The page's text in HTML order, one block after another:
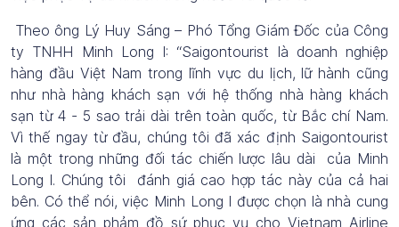
Theo ông Lý Huy Sáng – Phó Tổng Giám Đốc của Công
ty TNHH Minh Long I: “Saigontourist là doanh nghiệp
hàng đầu Việt Nam trong lĩnh vực du lịch, lữ hành cũng
như nhà hàng khách sạn với hệ thống nhà hàng khách
sạn từ 4 - 5 sao trải dài trên toàn quốc, từ Bắc chí Nam.
Vì thế ngay từ đầu, chúng tôi đã xác định Saigontourist
là một trong những đối tác chiến lược lâu dài của Minh
Long I. Chúng tôi đánh giá cao hợp tác này của cả hai
bên. Có thể nói, việc Minh Long I được chọn là nhà cung
ứng các sản phảm đồ sứ phục vụ cho Vietnam Airline